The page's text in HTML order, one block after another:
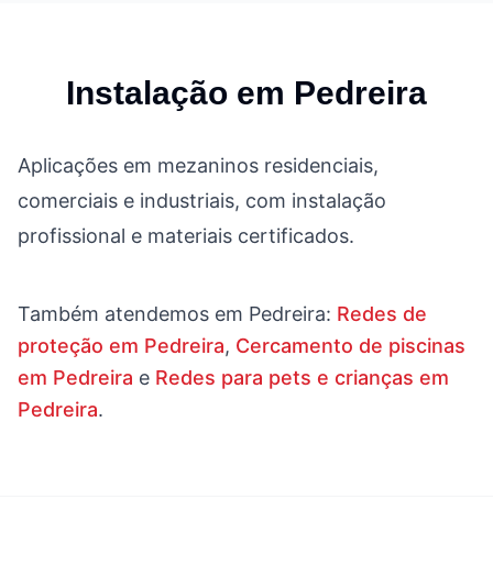
Instalação em Pedreira
Aplicações em mezaninos residenciais,
comerciais e industriais, com instalação
profissional e materiais certificados.
Também atendemos em Pedreira: Redes de
proteção em Pedreira, Cercamento de piscinas
em Pedreira e Redes para pets e crianças em
Pedreira.